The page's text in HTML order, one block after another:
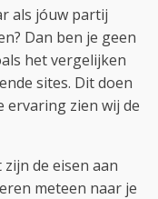
als jóuw partij
Dan ben je geen
het vergelijken
sites. Dit doen
ervaring zien wij de
de eisen aan
meteen naar je